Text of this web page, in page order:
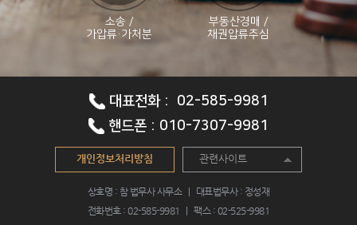
이중
호적
후견 /
상속
소송 /
가압
류·가
처분
소송 /
가압류·가처분
부동산경매 /
채권압류추심
대표전화 : 02-585-9981
핸드폰 : 010-7307-9981
개인정보처리방침 관련사이트
상호명 : 참 법무사 사무소 | 대표법무사 : 정성재
전화번호 : 02-585-9981 | 팩스 : 02-525-9981